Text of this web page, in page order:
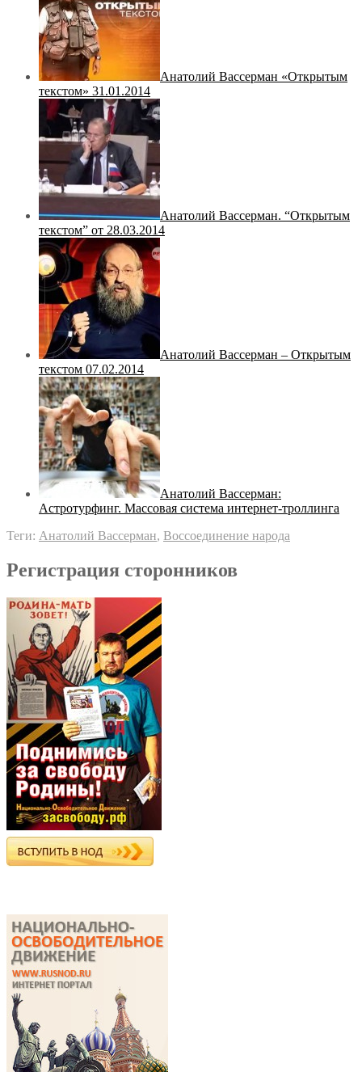
Анатолий Вассерман «Открытым
текстом» 31.01.2014
Анатолий Вассерман. “Открытым
текстом” от 28.03.2014
Анатолий Вассерман – Открытым
текстом 07.02.2014
Анатолий Вассерман:
Астротурфинг. Массовая система интернет-троллинга
Теги: Анатолий Вассерман, Воссоединение народа
Регистрация сторонников